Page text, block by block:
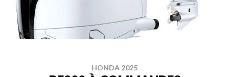
HONDA 2025